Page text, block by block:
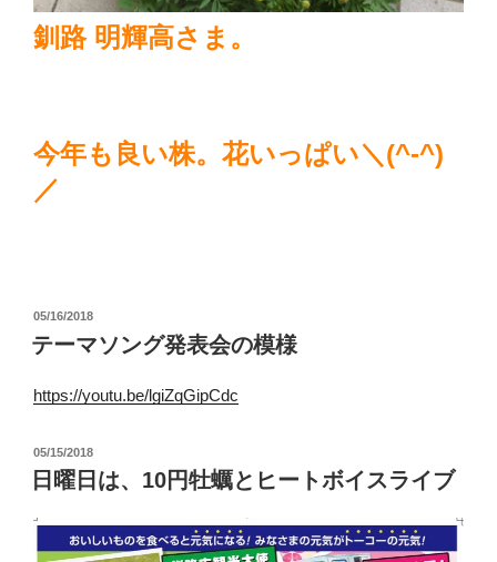
釧路 明輝高さま。
今年も良い株。花いっぱい＼(^-^)
／
投
稿
日:
05/16/2018
テーマソング発表会の模様
https://youtu.be/lgiZqGipCdc
投
稿
日:
05/15/2018
日曜日は、10円牡蠣とヒートボイスライブ